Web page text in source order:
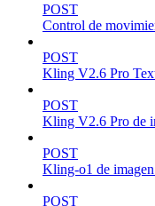
POST
Control de
POST
Kling V2.6 Pro
POST
Kling V2.6 Pro de
POST
Kling-o1 de
POST